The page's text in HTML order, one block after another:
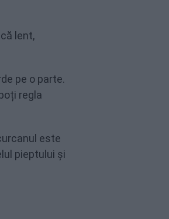
lent,
pe o parte.
regla
este
pieptului și